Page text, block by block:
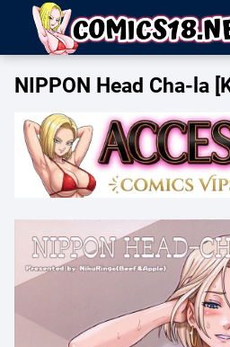
NIPPON Head Cha-la